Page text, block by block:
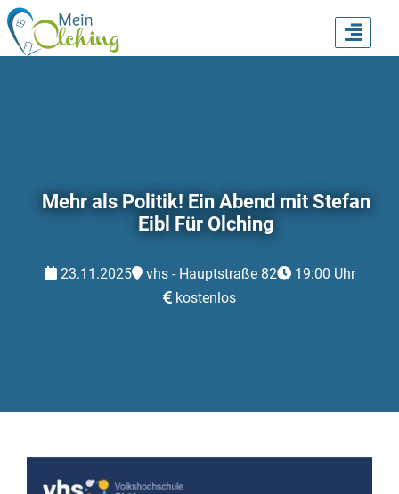
Mehr als Politik! Ein Abend mit Stefan
Eibl Für Olching
23.11.2025 vhs - Hauptstraße 82
19:00 Uhr
kostenlos